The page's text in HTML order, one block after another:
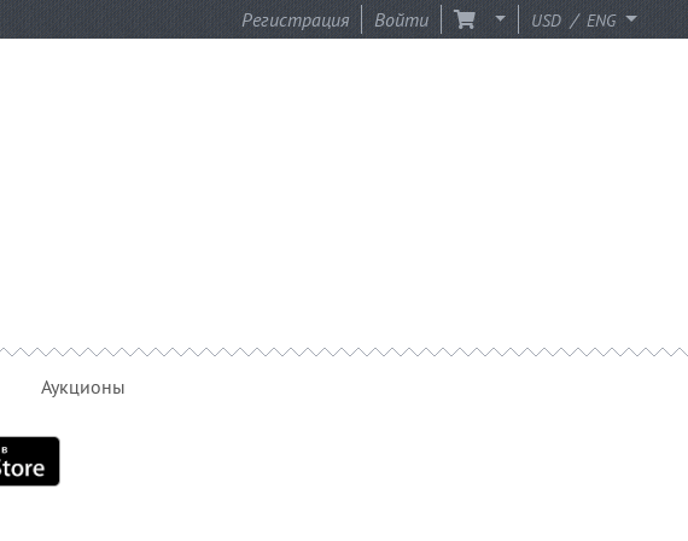
Регистрация Войти USD/ENG
Аукционы